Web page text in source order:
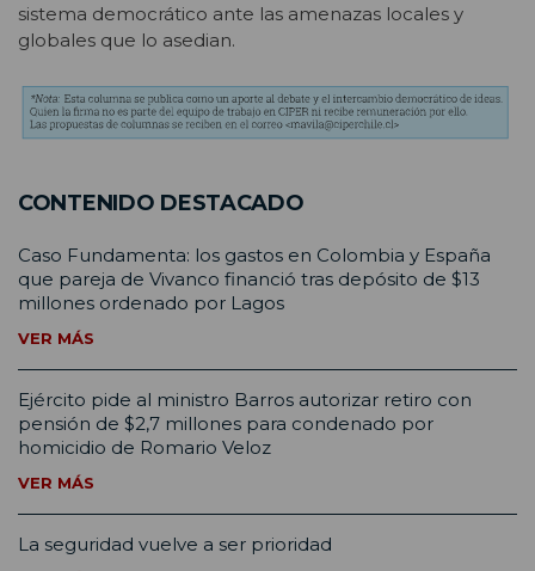
sistema democrático ante las amenazas locales y
globales que lo asedian.
CONTENIDO DESTACADO
Caso Fundamenta: los gastos en Colombia y España
que pareja de Vivanco financió tras depósito de $13
millones ordenado por Lagos
VER MÁS
Ejército pide al ministro Barros autorizar retiro con
pensión de $2,7 millones para condenado por
homicidio de Romario Veloz
VER MÁS
La seguridad vuelve a ser prioridad